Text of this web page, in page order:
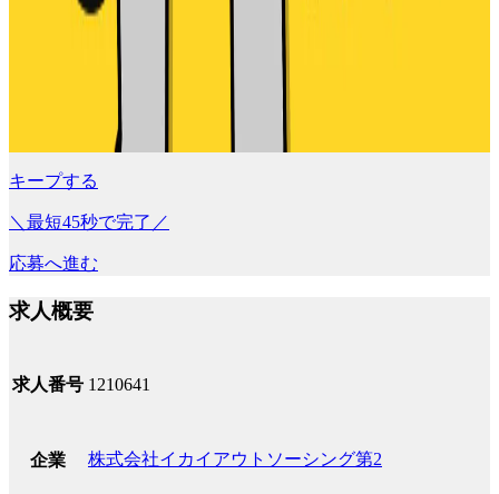
キープする
＼最短45秒で完了／
応募へ進む
求人概要
求人番号 1210641
企業 株式会社イカイアウトソーシング第2